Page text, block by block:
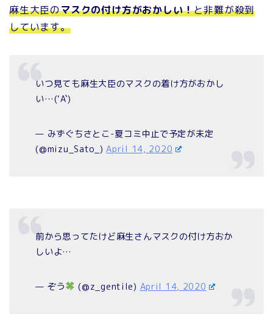
麻生大臣のマスクの付け方がおかしい！と非難が殺到
しています。
いつ見ても麻生大臣のマスクの着け方がおかし
い…(‘A`)
— みずぐちさとこ-夏コミ中止で予定が未定
(@mizu_Sato_)April 14, 2020
前から思ってたけど麻生さんマスクの付け方おか
しいよ…
— ぞう (@z_gentile) April 14, 2020